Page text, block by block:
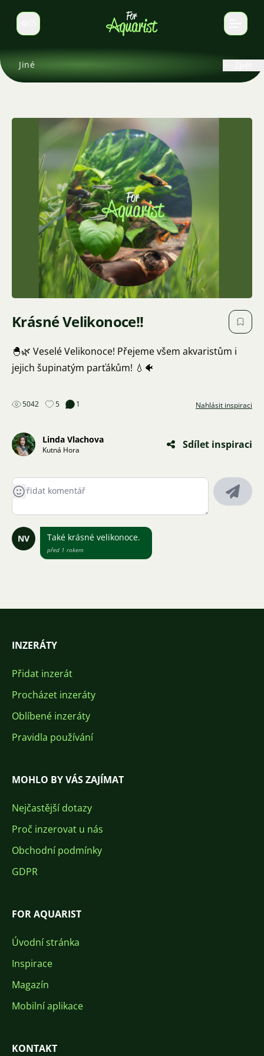
Select language
Jiné
Krásné Velikonoce!!
🐣🌿 Veselé Velikonoce! Přejeme všem akvaristům i
jejich šupinatým parťákům! 💧🐠
5042 5 1 Nahlásit inspiraci
Linda Vlachova
Kutná Hora Sdílet inspiraci
NV Také krásné velikonoce.
před 1 rokem
INZERÁTY
Přidat inzerát
Procházet inzeráty
Oblíbené inzeráty
Pravidla používání
MOHLO BY VÁS ZAJÍMAT
Nejčastější dotazy
Proč inzerovat u nás
Obchodní podmínky
GDPR
FOR AQUARIST
Úvodní stránka
Inspirace
Magazín
Mobilní aplikace
KONTAKT